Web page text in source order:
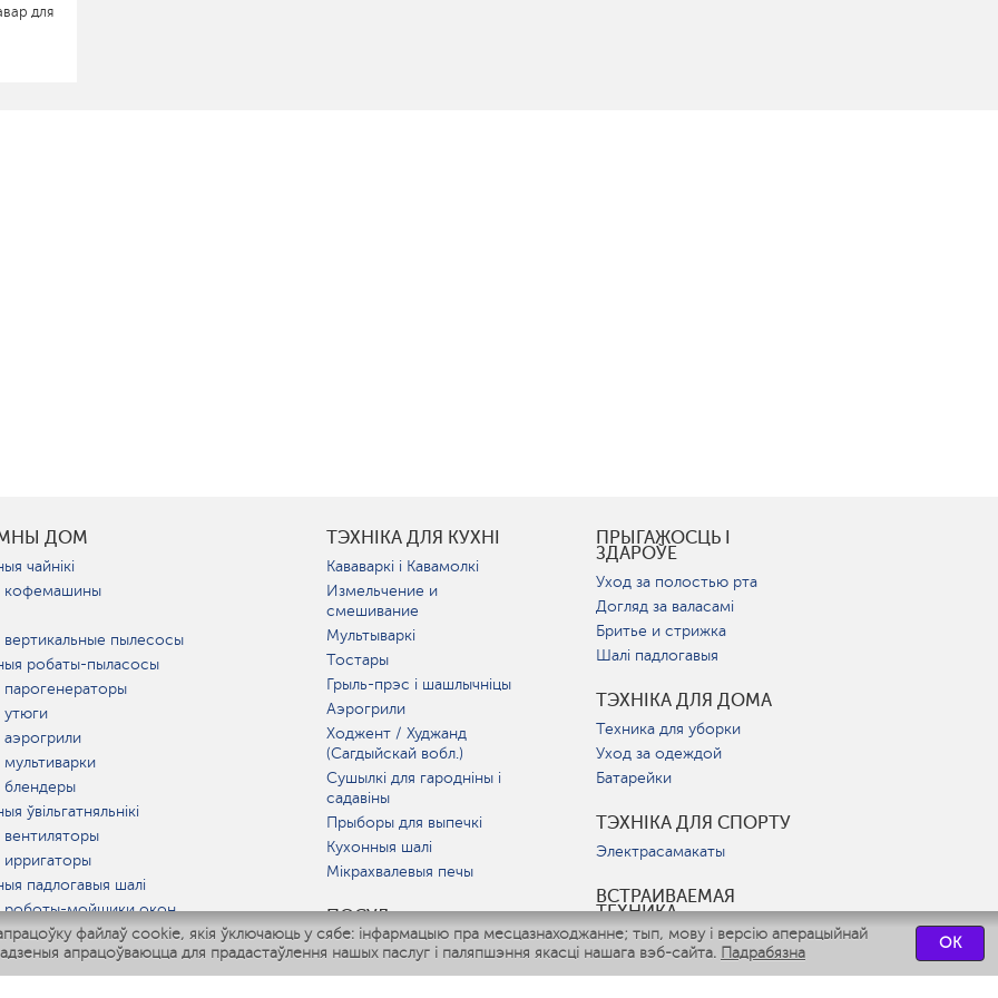
файлаў cookie, якія ўключаюць у сябе: інфармацыю пра месцазнаходжанне; тып, мову і версію аперацыйнай
апрацоўваюцца для прадастаўлення нашых паслуг і паляпшэння якасці нашага вэб-сайта. Падрабязна
OK
для
ДОМ
чайнікі
кофемашины
пылесосы
робаты-пыласосы
ўвільгатняльнікі
падлогавыя шалі
роботы-мойщики окон
мультиварки
IQ Home
ТЭХНІКА ДЛЯ КУХНІ
Кававаркі і Кавамолкі
Измельчение и
смешивание
Мультываркі
Тостары
Грыль-прэс і шашлычніцы
Аэрогрили
Ходжент / Худжанд
(Сагдыйскай вобл.)
Сушылкі для гародніны і
садавіны
Прыборы для выпечкі
Кухонныя шалі
Мікрахвалевыя печы
ПОСУД
ПРЫГАЖОСЦЬ І
ЗДАРОЎЕ
Уход за полостью рта
Догляд за валасамі
Бритье и стрижка
Шалі падлогавыя
ТЭХНІКА ДЛЯ ДОМА
Техника для уборки
Уход за одеждой
Батарейки
ТЭХНІКА ДЛЯ СПОРТУ
Электрасамакаты
ВСТРАИВАЕМАЯ
ТЕХНИКА
Вытяжки
Варочные панели